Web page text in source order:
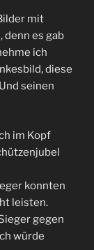
mit
es gab
ich
diese
seinen
im Kopf
konnten
leisten.
gegen
würde